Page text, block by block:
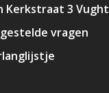
Kerkstraat 3 Vught
vragen